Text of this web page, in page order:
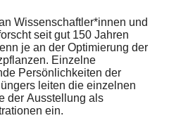
Wissenschaftler*innen und
seit gut 150 Jahren
je an der Optimierung der
Einzelne
Persönlichkeiten der
leiten die einzelnen
der Ausstellung als
ein.